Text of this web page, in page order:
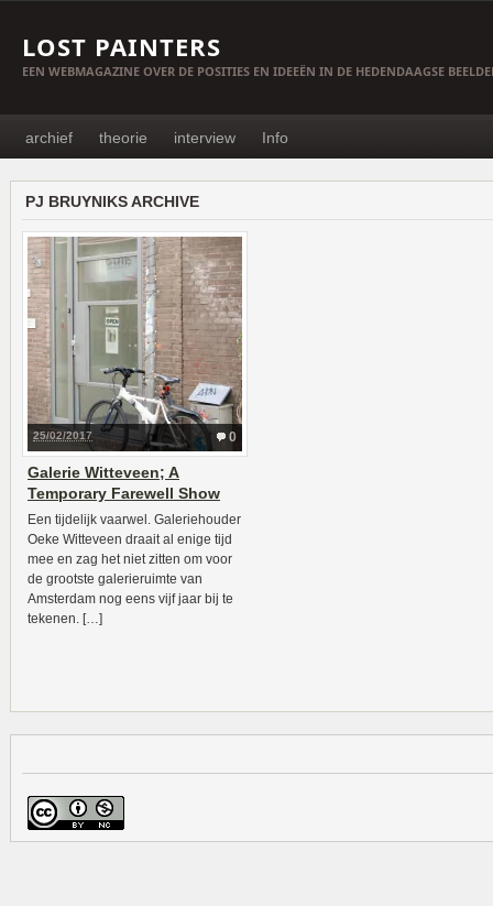
LOST PAINTERS
EEN WEBMAGAZINE OVER DE POSITIES EN IDEEËN IN DE HEDENDAAGSE
archief theorie interview Info
PJ BRUYNIKS ARCHIVE
0
25/02/2017
Galerie Witteveen; A
Temporary Farewell Show
Een tijdelijk vaarwel. Galeriehouder
Oeke Witteveen draait al enige tijd
mee en zag het niet zitten om voor
de grootste galerieruimte van
Amsterdam nog eens vijf jaar bij te
tekenen. […]